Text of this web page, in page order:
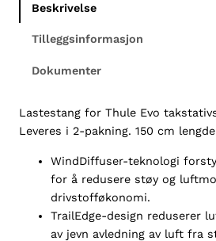
i
g
a
r
Beskrivelse
Tilleggsinformasjon
Dokumenter
Lastestang for Thule Evo
Leveres i 2-pakning. 150 cm
WindDiffuser-teknologi
for å redusere støy og
drivstofføkonomi.
TrailEdge-design reduserer
av jevn avledning av luft fra